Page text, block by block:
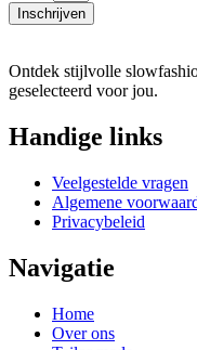
Inschrijven
Ontdek stijlvolle
geselecteerd voor jou.
Handige links
Veelgestelde vragen
Algemene
Privacybeleid
Navigatie
Home
Over ons